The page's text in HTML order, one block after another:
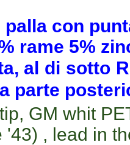
con p
rame 5%
al di sotto
parte
GM whit
'43) , lead in